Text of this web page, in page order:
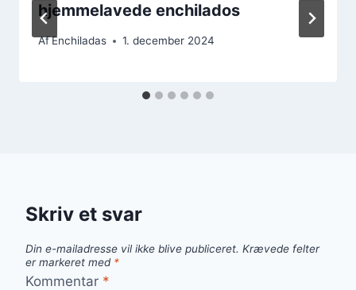
hjemmelavede enchilados
AfEnchiladas 1. december 2024
Skriv et svar
Din e-mailadresse vil ikke blive publiceret. Krævede felter
er markeret med *
Kommentar *